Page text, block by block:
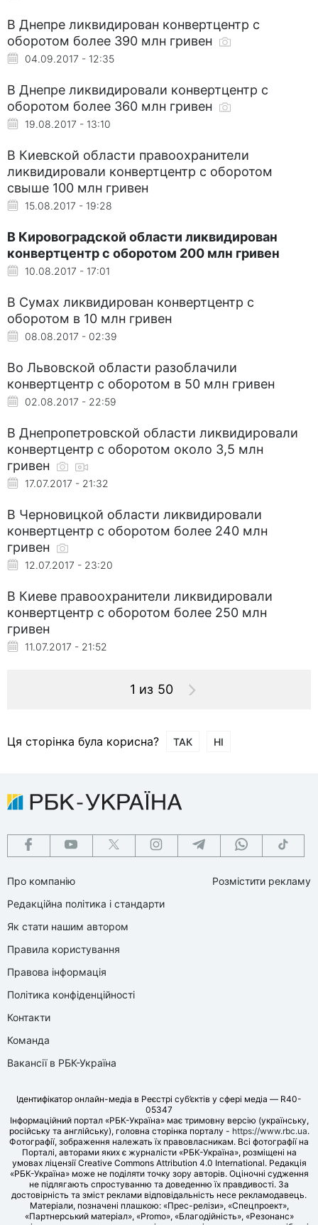
В Днепре ликвидирован конвертцентр с
оборотом более 390 млн гривен
04.09.2017 - 12:35
В Днепре ликвидировали конвертцентр с
оборотом более 360 млн гривен
19.08.2017 - 13:10
В Киевской области правоохранители
ликвидировали конвертцентр с оборотом
свыше 100 млн гривен
15.08.2017 - 19:28
В Кировоградской области ликвидирован
конвертцентр с оборотом 200 млн гривен
10.08.2017 - 17:01
В Сумах ликвидирован конвертцентр с
оборотом в 10 млн гривен
08.08.2017 - 02:39
Во Львовской области разоблачили
конвертцентр с оборотом в 50 млн гривен
02.08.2017 - 22:59
В Днепропетровской области ликвидировали
конвертцентр с оборотом около 3,5 млн
гривен
17.07.2017 - 21:32
В Черновицкой области ликвидировали
конвертцентр с оборотом более 240 млн
гривен
12.07.2017 - 23:20
В Киеве правоохранители ликвидировали
конвертцентр с оборотом более 250 млн
гривен
11.07.2017 - 21:52
1 из 50
Ця сторінка була корисна? ТАК НІ
Про компанію
Редакційна політика і стандарти
Як стати нашим автором
Правила користування
Правова інформація
Політика конфіденційності
Контакти
Команда
Вакансії в РБК-Україна
Розмістити рекламу
Ідентифікатор онлайн-медіа в Реєстрі суб’єктів у сфері медіа — R40-
05347
Інформаційний портал «РБК-Україна» має тримовну версію (українську,
російську та англійську), головна сторінка порталу - https://www.rbc.ua.
Фотографії, зображення належать їх правовласникам. Всі фотографії на
Порталі, авторами яких є журналісти «РБК-Україна», розміщені на
умовах ліцензії Creative Commons Attribution 4.0 International. Редакція
«РБК-Україна» може не поділяти точку зору авторів. Оціночні судження
не підлягають спростуванню та доведенню їх правдивості. За
достовірність та зміст реклами відповідальність несе рекламодавець.
Матеріали, позначені плашкою: «Прес-релізи», «Спецпроект»,
«Партнерський матеріал», «Promo», «Благодійність», «Резонанс»